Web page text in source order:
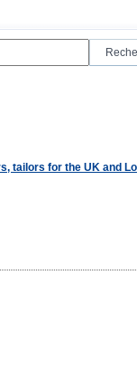
tailors for the UK and